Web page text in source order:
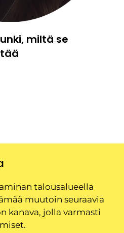
miltä se
talousalueella
muutoin seuraavia
kanava, jolla varmasti